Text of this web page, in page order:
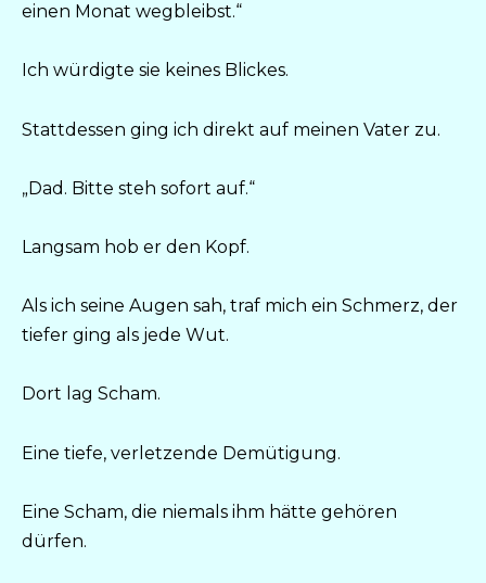
einen Monat wegbleibst.“
Ich würdigte sie keines Blickes.
Stattdessen ging ich direkt auf meinen Vater zu.
„Dad. Bitte steh sofort auf.“
Langsam hob er den Kopf.
Als ich seine Augen sah, traf mich ein Schmerz, der
tiefer ging als jede Wut.
Dort lag Scham.
Eine tiefe, verletzende Demütigung.
Eine Scham, die niemals ihm hätte gehören
dürfen.